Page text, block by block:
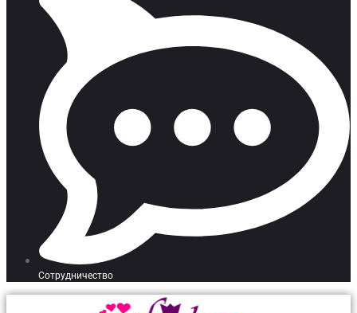
Сотрудничество